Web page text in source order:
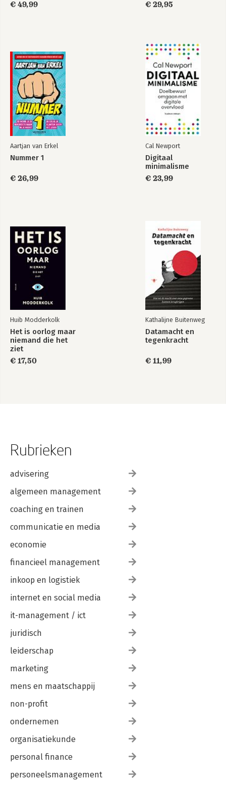
Personal Use
The Rise of AI Beyond ChatGPT
AI Will Not Replace You
€ 49,99 € 29,95
Aartjan van Erkel
Nummer 1
€ 26,99
Cal Newport
Digitaal
minimalisme
€ 23,99
Huib Modderkolk
Het is oorlog maar
niemand die het
ziet
€ 17,50
Kathalijne Buitenweg
Datamacht en
tegenkracht
€ 11,99
Rubrieken
advisering
algemeen management
coaching en trainen
communicatie en media
economie
financieel management
inkoop en logistiek
internet en social media
it-management / ict
juridisch
leiderschap
marketing
mens en maatschappij
non-profit
ondernemen
organisatiekunde
personal finance
personeelsmanagement